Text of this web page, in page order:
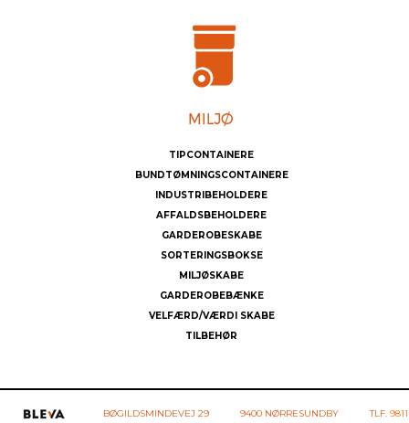
TIPCONTAINERE
BUNDTØMNINGSCONTAINERE
INDUSTRIBEHOLDERE
AFFALDSBEHOLDERE
GARDEROBESKABE
SORTERINGSBOKSE
MILJØSKABE
GARDEROBEBÆNKE
VELFÆRD/VÆRDI SKABE
TILBEHØR
BØGILDSMINDEVEJ 29 9400 NØRRESUNDBY TLF. 9811